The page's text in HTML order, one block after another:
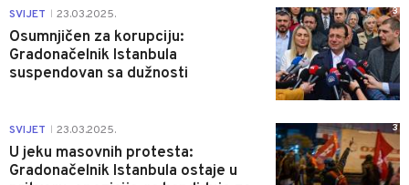
SVIJET 23.03.2025.
Osumnjičen za korupciju:
Gradonačelnik Istanbula
suspendovan sa dužnosti
3
SVIJET 23.03.2025.
U jeku masovnih protesta:
Gradonačelnik Istanbula ostaje u
3